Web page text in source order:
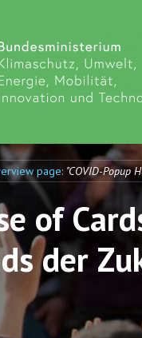
page: "COVID-Popup
of
der